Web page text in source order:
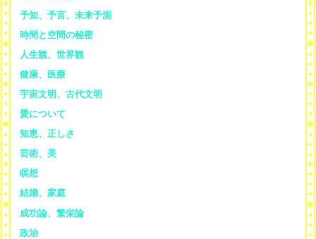
予知、予言、未来予測
時間と空間の秘密
人生観、世界観
健康、医療
宇宙文明、古代文明
愛について
知恵、正しさ
芸術、美
瞑想
結婚、家庭
成功論、繁栄論
政治